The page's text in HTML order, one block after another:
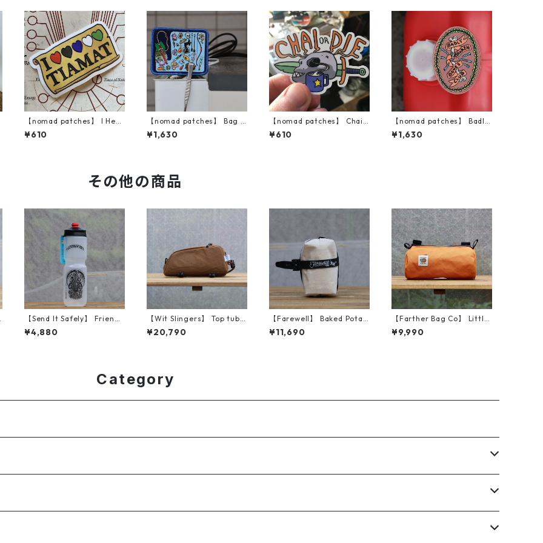
【nomad patches】 I Hear
t Tiamat Vinyl Sticker
¥610
【nomad patches】 Bag o
f Holding Patch
¥1,630
【nomad patches】 Chai
or Die Vinyl Sticker
¥610
【nomad patches】 Badly
Broken Bones Club Patch
¥1,630
その他の商品
【Send It Safely】 Friend
Of The Devil 30oz
¥4,880
【Wit Slingers】 Top tube
bag (Mountain brown)
¥20,790
【Farewell】 Baked Potat
o™ （Natural X10）
¥11,690
【Farther Bag Co】 Little
Tube (Marigold)
¥9,990
Category